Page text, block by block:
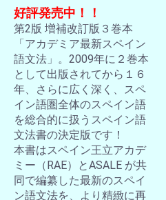
好評発売中！！
第2版 増補改訂版３巻本
「アカデミア最新スペイン
語文法」。2009年に２巻本
として出版されてから１６
年、さらに広く深く、スペ
イン語圏全体のスペイン語
を総合的に扱うスペイン語
文法書の決定版です！
本書はスペイン王立アカデ
ミー（RAE）とASALE が共
同で編纂した最新のスペイ
ン語文法を、より精緻に再